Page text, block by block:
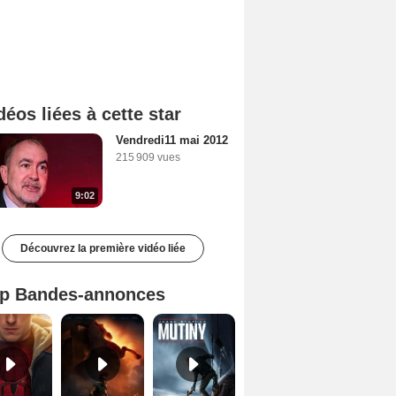
liées à cette star
9:02
Vendredi11 mai 2012
215 909 vues
Découvrez la première vidéo liée
Bandes-annonces
Spider-Man: Brand New Day Bande-annonce VO STFR L'Odyssée Bande-annonce VO STFR